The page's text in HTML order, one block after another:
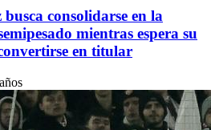
consolidarse en la
mientras espera su
en titular